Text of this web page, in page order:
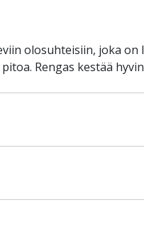
olosuhteisiin, joka
Rengas kestää